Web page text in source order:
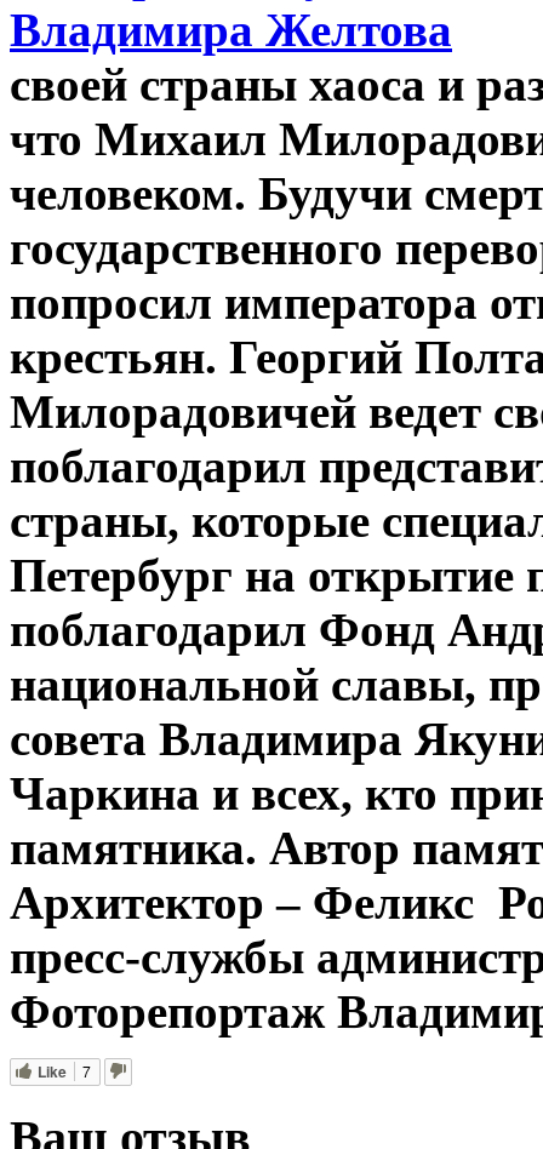
своей страны хаоса и
что Михаил
человеком. Будучи
государственного
попросил императора
крестьян. Георгий
Милорадовичей ведет
поблагодарил
страны, которые
Петербург на открытие
поблагодарил Фонд
национальной славы,
совета Владимира
Чаркина и всех, кто
памятника. Автор
Архитектор – Феликс
пресс-службы
Фоторепортаж
Like 7
Ваш отзыв